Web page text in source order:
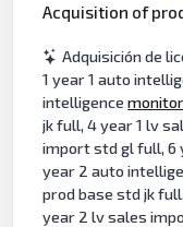
Acquisition of
Adquisición de
1 year 1 auto
intelligence
jk full, 4 year 1 lv
import std gl full, 6
year 2 auto
prod base std jk
year 2 lv sales